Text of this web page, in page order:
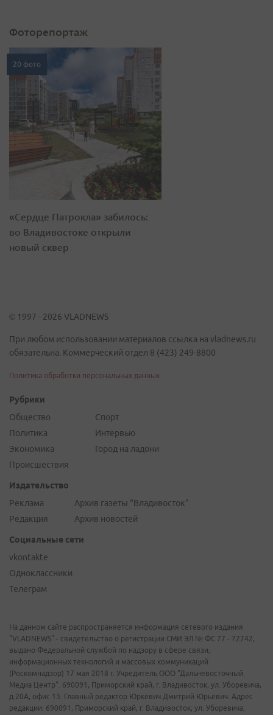
Фоторепортаж
20 фото
«Сердце Патрокла» забилось:
во Владивостоке открыли
новый сквер
© 1997 - 2026 VLADNEWS
При любом использовании материалов ссылка на vladnews.ru
обязательна. Коммерческий отдел 8 (423) 249-8800
Политика обработки персональных данных
Рубрики
Общество
Политика
Экономика
Происшествия
Спорт
Интервью
Город на ладони
Издательство
Реклама
Редакция
Архив газеты "Владивосток"
Архив новостей
Социальные сети
vkontakte
Одноклассники
Телеграм
На данном сайте распространяется информация сетевого издания
"VLADNEWS" - свидетельство о регистрации СМИ ЭЛ № ФС 77 - 72742,
выдано Федеральной службой по надзору в сфере связи,
информационных технологий и массовых коммуникаций
(Роскомнадзор) 17 мая 2018 г. Учредитель ООО "Дальневосточный
Медиа Центр". 690091, Приморский край, г. Владивосток, ул. Уборевича,
д.20А, офис 13. Главный редактор Юркевич Дмитрий Юрьевич. Адрес
редакции: 690091, Приморский край, г. Владивосток, ул. Уборевича,